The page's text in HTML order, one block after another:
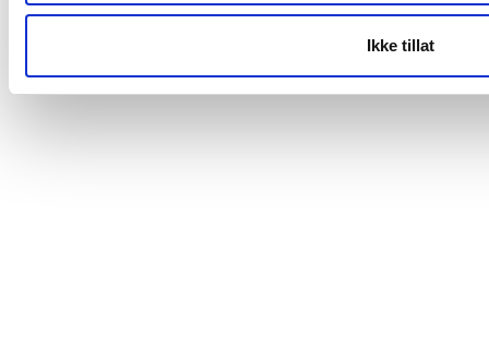
Ikke tillat